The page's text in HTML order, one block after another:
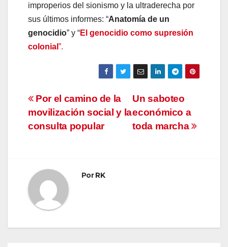
improperios del sionismo y la ultraderecha por
sus últimos informes: “Anatomía de un
genocidio” y “El genocidio como supresión
colonial ”.
Navegación
de
entradas
Un saboteo
económico a
toda marcha
Por el camino de la
movilización social y la
consulta popular
PorRK